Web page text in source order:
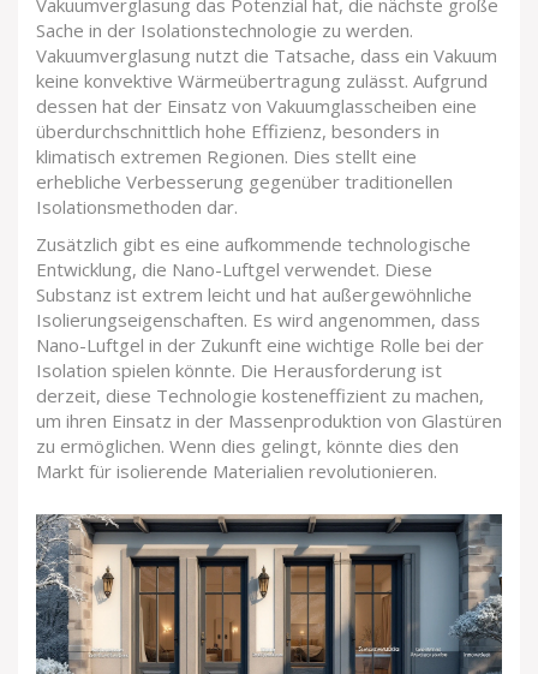
Sache in der Isolationstechnologie zu werden.
Vakuumverglasung nutzt die Tatsache, dass ein Vakuum
keine konvektive Wärmeübertragung zulässt. Aufgrund
dessen hat der Einsatz von Vakuumglasscheiben eine
überdurchschnittlich hohe Effizienz, besonders in
klimatisch extremen Regionen. Dies stellt eine
erhebliche Verbesserung gegenüber traditionellen
Isolationsmethoden dar.
Zusätzlich gibt es eine aufkommende technologische
Entwicklung, die Nano-Luftgel verwendet. Diese
Substanz ist extrem leicht und hat außergewöhnliche
Isolierungseigenschaften. Es wird angenommen, dass
Nano-Luftgel in der Zukunft eine wichtige Rolle bei der
Isolation spielen könnte. Die Herausforderung ist
derzeit, diese Technologie kosteneffizient zu machen,
um ihren Einsatz in der Massenproduktion von Glastüren
zu ermöglichen. Wenn dies gelingt, könnte dies den
Markt für isolierende Materialien revolutionieren.